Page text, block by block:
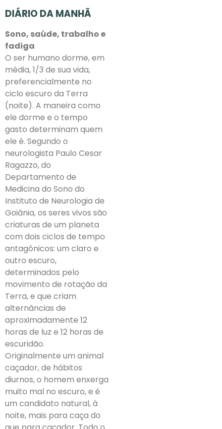
DIÁRIO DA MANHÃ
Sono, saúde, trabalho e
fadiga
O ser humano dorme, em
média, 1/3 de sua vida,
preferencialmente no
ciclo escuro da Terra
(noite). A maneira como
ele dorme e o tempo
gasto determinam quem
ele é. Segundo o
neurologista Paulo Cesar
Ragazzo, do
Departamento de
Medicina do Sono do
Instituto de Neurologia de
Goiânia, os seres vivos são
criaturas de um planeta
com dois ciclos de tempo
antagônicos: um claro e
outro escuro,
determinados pelo
movimento de rotação da
Terra, e que criam
alternâncias de
aproximadamente 12
horas de luz e 12 horas de
escuridão.
Originalmente um animal
caçador, de hábitos
diurnos, o homem enxerga
muito mal no escuro, e é
um candidato natural, à
noite, mais para caça do